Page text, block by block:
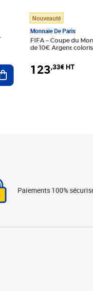
Ajouter au panier
Nouveauté
Monnaie De Paris
FIFA – Coupe du
de 10€ Argent
123,33€ HT
Paiements 100%